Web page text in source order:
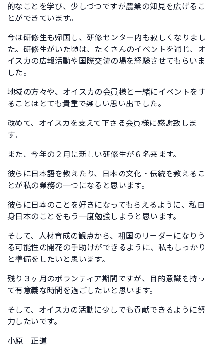
的なことを学び、少しづつですが農業の知見を広げるこ
とができています。
今は研修生も帰国し、研修センター内も寂しくなりまし
た。研修生がいた頃は、たくさんのイベントを通じ、オ
イスカの広報活動や国際交流の場を経験させてもらいま
した。
地域の方々や、オイスカの会員様と一緒にイベントをす
ることはとても貴重で楽しい思い出でした。
改めて、オイスカを支えて下さる会員様に感謝致しま
す。
また、今年の２月に新しい研修生が６名来ます。
彼らに日本語を教えたり、日本の文化・伝統を教えるこ
とが私の業務の一つになると思います。
彼らに日本のことを好きになってもらえるように、私自
身日本のことをもう一度勉強しようと思います。
そして、人材育成の観点から、祖国のリーダーになりう
る可能性の開花の手助けができるように、私もしっかり
と準備をしたいと思います。
残り３ヶ月のボランティア期間ですが、目的意識を持っ
て有意義な時間を過ごしたいと思います。
そして、オイスカの活動に少しでも貢献できるように努
力したいです。
小原 正道